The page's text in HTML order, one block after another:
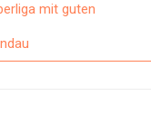
mit guten